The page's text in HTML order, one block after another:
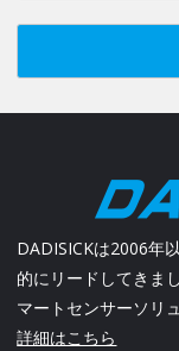
DADISICKは2006年
的にリードしてきま
マートセンサーソリ
詳細はこちら